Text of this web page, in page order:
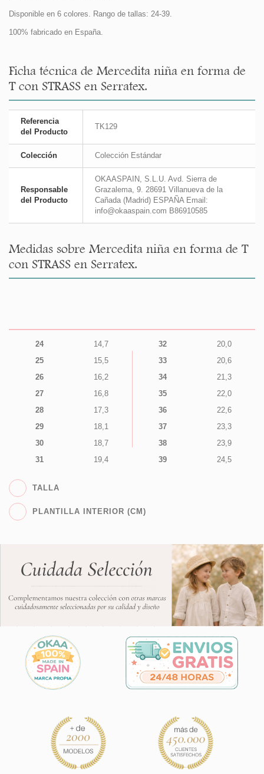
Disponible en 6 colores. Rango de tallas: 24-39.
100% fabricado en España.
Ficha técnica de Mercedita niña en forma de
T con STRASS en Serratex.
Referencia
del Producto
TK129
Colección Colección Estándar
Responsable
del Producto
OKAASPAIN, S.L.U. Avd. Sierra de
Grazalema, 9. 28691 Villanueva de la
Cañada (Madrid) ESPAÑA Email:
info@okaaspain.com B86910585
Medidas sobre Mercedita niña en forma de T
con STRASS en Serratex.
24
14,7
25
15,5
26
16,2
27
16,8
28
17,3
29
18,1
30
18,7
31
19,4
32
20,0
33
20,6
34
21,3
35
22,0
36
22,6
37
23,3
38
23,9
39
24,5
TALLA
PLANTILLA INTERIOR (CM)